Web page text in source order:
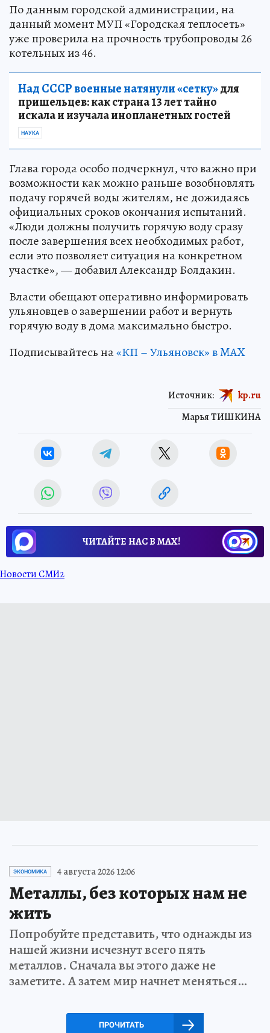
По данным городской администрации, на
данный момент МУП «Городская теплосеть»
уже проверила на прочность трубопроводы 26
котельных из 46.
Над СССР военные натянули «сетку»для
пришельцев: как страна 13 лет тайно
искала и изучала инопланетных гостей
НАУКА
Глава города особо подчеркнул, что важно при
возможности как можно раньше возобновлять
подачу горячей воды жителям, не дожидаясь
официальных сроков окончания испытаний.
«Люди должны получить горячую воду сразу
после завершения всех необходимых работ,
если это позволяет ситуация на конкретном
участке», — добавил Александр Болдакин.
Власти обещают оперативно информировать
ульяновцев о завершении работ и вернуть
горячую воду в дома максимально быстро.
Подписывайтесь на«КП – Ульяновск» в MAX
Марья ТИШКИНА
Источник: kp.ru
ЧИТАЙТЕ НАС В МАХ!
Новости СМИ2
ЭКОНОМИКА 4 августа 2026 12:06
Металлы, без которых нам не
жить
Попробуйте представить, что однажды из
нашей жизни исчезнут всего пять
металлов. Сначала вы этого даже не
заметите. А затем мир начнет меняться…
ПРОЧИТАТЬ